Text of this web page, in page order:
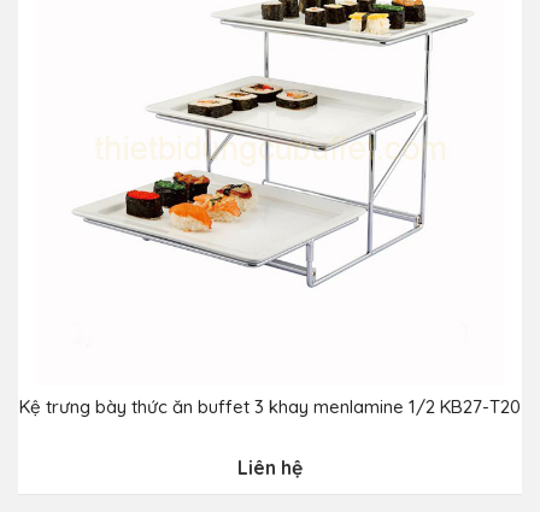
Kệ trưng bày thức ăn buffet 3 khay menlamine 1/2 KB27-T20
Liên hệ